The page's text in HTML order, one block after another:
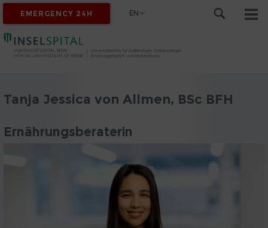
EMERGENCY 24H EN
Tanja Jessica von Allmen, BSc BFH
Ernährungsberaterin